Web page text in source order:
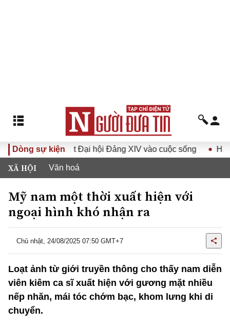
Dòng sự kiện
Nghị quyết Đại hội Đảng XIV vào cuộc sống Hướng tới
XÃ HỘI Văn hoá
Mỹ nam một thời xuất hiện với
ngoại hình khó nhận ra
Chủ nhật, 24/08/2025 07:50 GMT+7
Loạt ảnh từ giới truyền thông cho thấy nam diễn
viên kiêm ca sĩ xuất hiện với gương mặt nhiều
nếp nhăn, mái tóc chớm bạc, khom lưng khi di
chuyển.